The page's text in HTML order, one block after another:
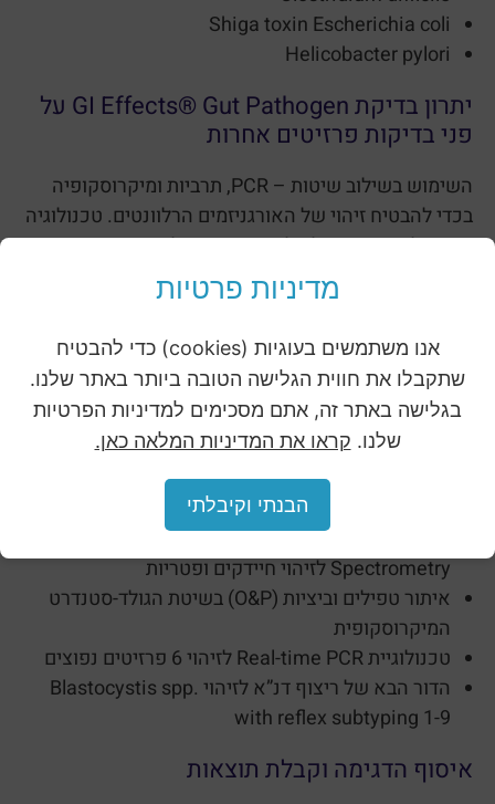
Shiga toxin Escherichia coli
Helicobacter pylori
יתרון בדיקת GI Effects® Gut Pathogen על
פני בדיקות פרזיטים אחרות
השימוש בשילוב שיטות – PCR, תרביות ומיקרוסקופיה
בכדי להבטיח זיהוי של האורגניזמים הרלוונטים. טכנולוגיה
אחת בלבד אינה יכולה לזהות באופן מלא את הדינמיקה
הטובות ביותר בתחום להערכת המיקרוביום במעי ע”י
שילוב:
טכנולוגיית PCR ל- 16S rRNA של חיידקים אנאירוביים
טכנולוגיית (MALDI-TOF MS (Matrix Assisted
Laser Desorption Ionization Time-of-Flight Mass
Spectrometry לזיהוי חיידקים ופטריות
איתור טפילים וביציות (O&P) בשיטת הגולד-סטנדרט
המיקרוסקופית
טכנולוגיית Real-time PCR לזיהוי 6 פרזיטים נפוצים
הדור הבא של ריצוף דנ”א לזיהוי Blastocystis spp.
with reflex subtyping 1-9
איסוף הדגימה וקבלת תוצאות
מדיניות פרטיות
אנו משתמשים בעוגיות (cookies) כדי להבטיח
שתקבלו את חווית הגלישה הטובה ביותר באתר שלנו.
בגלישה באתר זה, אתם מסכימים למדיניות הפרטיות
שלנו. קראו את המדיניות המלאה כאן.
הבנתי וקיבלתי